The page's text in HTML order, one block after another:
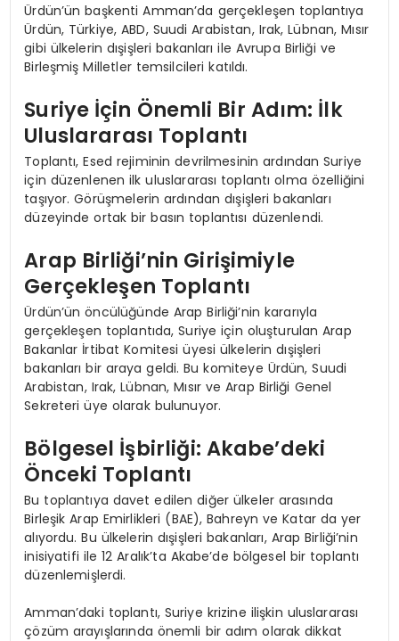
Ürdün’ün başkenti Amman’da gerçekleşen toplantıya
Ürdün, Türkiye, ABD, Suudi Arabistan, Irak, Lübnan, Mısır
gibi ülkelerin dışişleri bakanları ile Avrupa Birliği ve
Birleşmiş Milletler temsilcileri katıldı.
Suriye İçin Önemli Bir Adım: İlk
Uluslararası Toplantı
Toplantı, Esed rejiminin devrilmesinin ardından Suriye
için düzenlenen ilk uluslararası toplantı olma özelliğini
taşıyor. Görüşmelerin ardından dışişleri bakanları
düzeyinde ortak bir basın toplantısı düzenlendi.
Arap Birliği’nin Girişimiyle
Gerçekleşen Toplantı
Ürdün’ün öncülüğünde Arap Birliği’nin kararıyla
gerçekleşen toplantıda, Suriye için oluşturulan Arap
Bakanlar İrtibat Komitesi üyesi ülkelerin dışişleri
bakanları bir araya geldi. Bu komiteye Ürdün, Suudi
Arabistan, Irak, Lübnan, Mısır ve Arap Birliği Genel
Sekreteri üye olarak bulunuyor.
Bölgesel İşbirliği: Akabe’deki
Önceki Toplantı
Bu toplantıya davet edilen diğer ülkeler arasında
Birleşik Arap Emirlikleri (BAE), Bahreyn ve Katar da yer
alıyordu. Bu ülkelerin dışişleri bakanları, Arap Birliği’nin
inisiyatifi ile 12 Aralık’ta Akabe’de bölgesel bir toplantı
düzenlemişlerdi.
Amman’daki toplantı, Suriye krizine ilişkin uluslararası
çözüm arayışlarında önemli bir adım olarak dikkat